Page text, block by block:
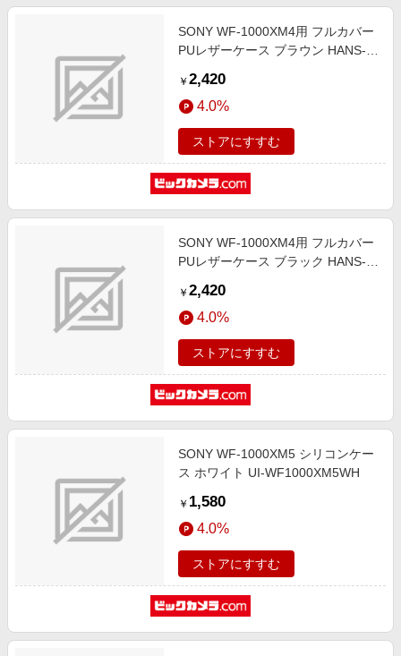
SONY WF-1000XM4用 フルカバー
PUレザーケース ブラウン HANS-
￥ 2,420
4.0%
ストアにすすむ
SONY WF-1000XM4用 フルカバー
PUレザーケース ブラック HANS-
￥ 2,420
4.0%
ストアにすすむ
SONY WF-1000XM5 シリコンケー
ス ホワイト UI-WF1000XM5WH
￥ 1,580
4.0%
ストアにすすむ